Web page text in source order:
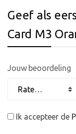
Geef als
Card M3
Jouw beoordeling
Ik accepteer de